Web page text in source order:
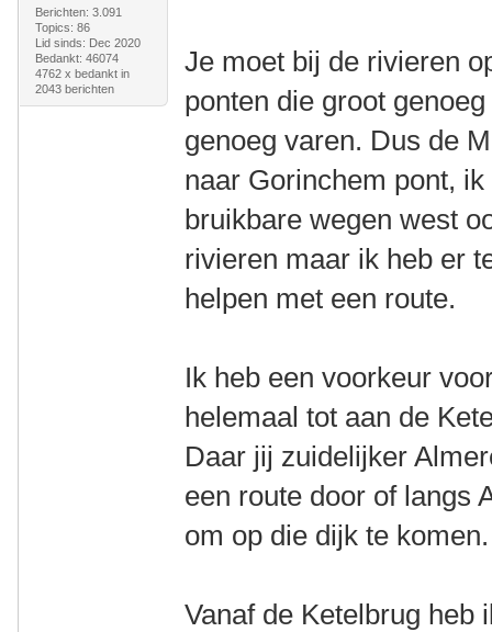
Berichten: 3.091
Topics: 86
Lid sinds: Dec 2020
Bedankt: 46074
4762 x bedankt in
2043 berichten
Je moet bij de rivieren
ponten die groot
genoeg varen. Dus de
naar Gorinchem pont,
bruikbare wegen west
rivieren maar ik heb er
helpen met een route.
Ik heb een voorkeur
helemaal tot aan de
Daar jij zuidelijker
een route door of langs
om op die dijk te komen.
Vanaf de Ketelbrug heb